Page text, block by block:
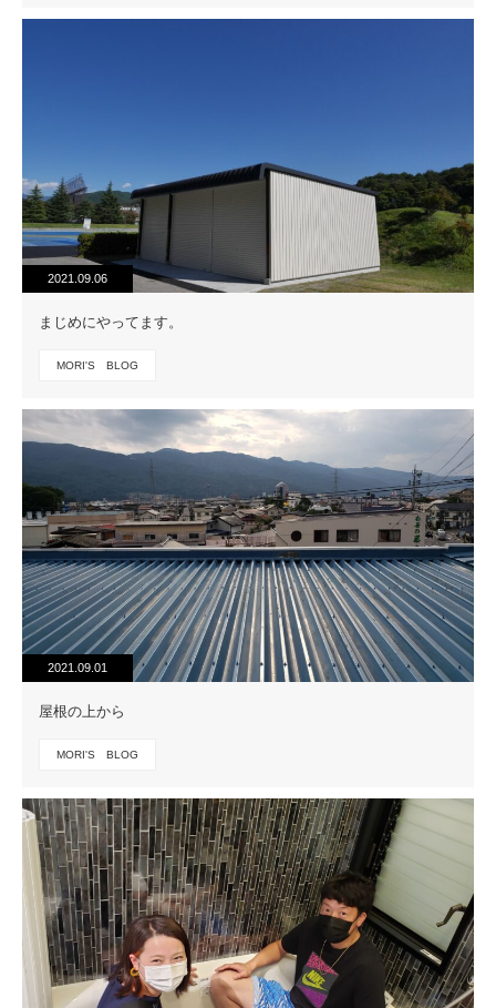
2021.09.06
まじめにやってます。
MORI'S BLOG
2021.09.01
屋根の上から
MORI'S BLOG